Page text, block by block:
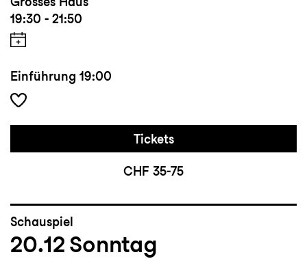
19:30 - 21:50
Einführung 19:00
Tickets
CHF 35-75
Schauspiel
20.12 Sonntag